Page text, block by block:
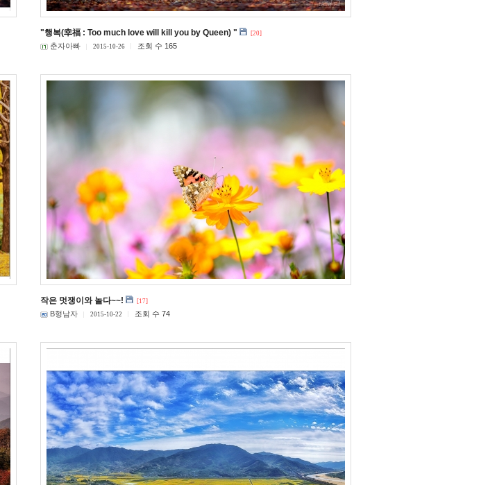
"행복(幸福 : Too much love will kill you by Queen) " [20]
춘자아빠 2015-10-26 조회 수 165
작은 멋쟁이와 놀다~~! [17]
B형남자 2015-10-22 조회 수 74